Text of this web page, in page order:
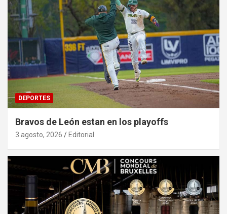
DEPORTES
Bravos de León estan en los playoffs
3 agosto, 2026 Editorial